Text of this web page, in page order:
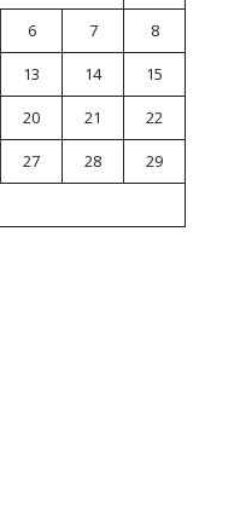
6 7
8
13 14
15
20 21
22
27 28
29